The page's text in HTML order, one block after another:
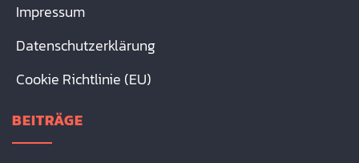
Impressum
Datenschutzerklärung
Cookie Richtlinie (EU)
BEITRÄGE